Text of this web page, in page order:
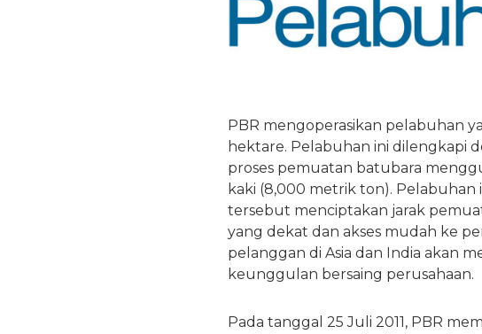
PBR mengoperasikan pelabuhan
hektare. Pelabuhan ini dilengkapi
proses pemuatan batubara
kaki (8,000 metrik ton). Pelabuhan
tersebut menciptakan jarak
yang dekat dan akses mudah ke
pelanggan di Asia dan India akan
keunggulan bersaing perusahaan.
Pada tanggal 25 Juli 2011, PBR